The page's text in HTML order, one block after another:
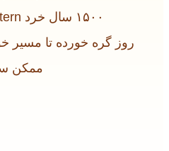
۱۵۰۰ سال خرد eastern با تکنولوژی
روز گره خورده تا مسیر
ممکن